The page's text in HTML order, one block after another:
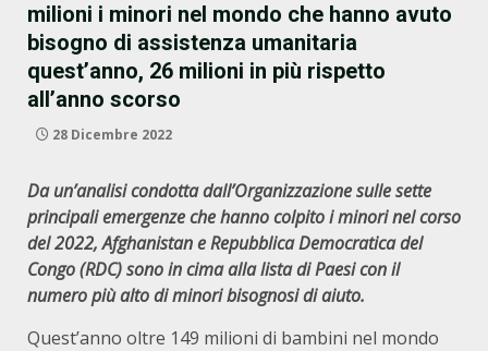
milioni i minori nel mondo che hanno avuto
bisogno di assistenza umanitaria
quest’anno, 26 milioni in più rispetto
all’anno scorso
28 Dicembre 2022
Da un’analisi condotta dall’Organizzazione sulle sette
principali emergenze che hanno colpito i minori nel corso
del 2022, Afghanistan e Repubblica Democratica del
Congo (RDC) sono in cima alla lista di Paesi con il
numero più alto di minori bisognosi di aiuto.
Quest’anno oltre 149 milioni di bambini nel mondo